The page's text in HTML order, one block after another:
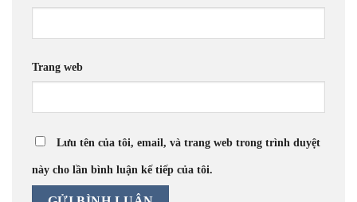
Trang web
Lưu tên của tôi, email, và trang web trong trình duyệt
này cho lần bình luận kế tiếp của tôi.